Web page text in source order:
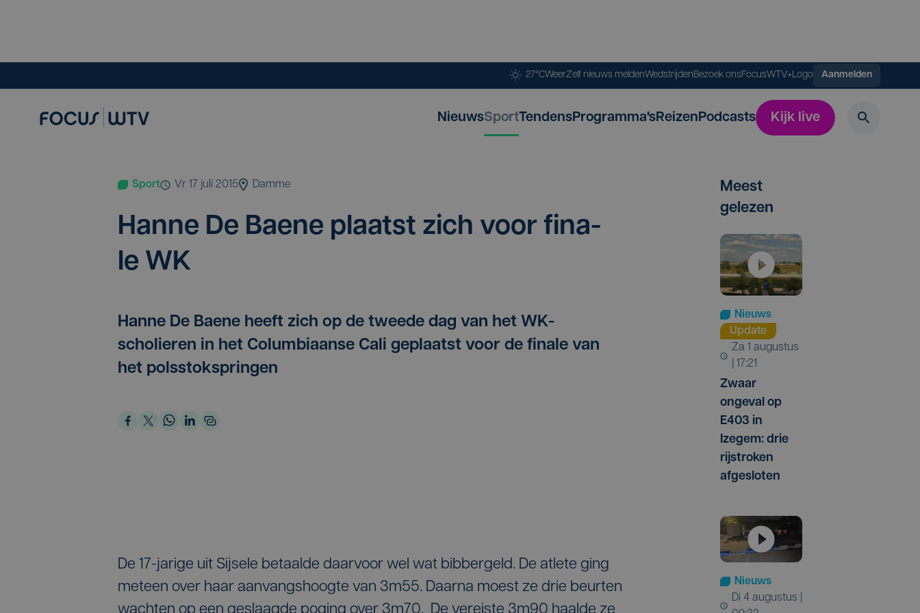
27°CWeerZelf nieuws meldenWedstrijdenBezoek onsFocusWTV+Logo Aanmelden
NieuwsSportTendensProgramma'sReizenPodcasts Kijk live
Sport vr 17 juli 2015 Damme
Han­ne De Bae­ne plaatst zich voor fina­
le WK
Hanne De Baene heeft zich op de tweede dag van het WK-
scholieren in het Columbiaanse Cali geplaatst voor de finale van
het polsstokspringen
De 17-jarige uit Sijsele betaalde daarvoor wel wat bibbergeld. De atlete ging
meteen over haar aanvangshoogte van 3m55. Daarna moest ze drie beurten
Meest
gelezen
Nieuws
Update
za 1 augustus
| 17:21
Zwaar
ongeval op
E403 in
Izegem: drie
rijstroken
afgesloten
Nieuws
di 4 augustus |